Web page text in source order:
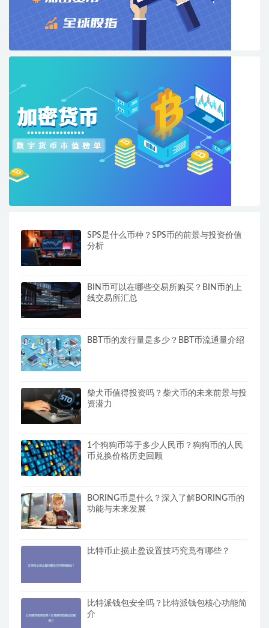
SPS是什么币种？SPS币的前景与投资价值
分析
BIN币可以在哪些交易所购买？BIN币的上
线交易所汇总
BBT币的发行量是多少？BBT币流通量介绍
柴犬币值得投资吗？柴犬币的未来前景与投
资潜力
1个狗狗币等于多少人民币？狗狗币的人民
币兑换价格历史回顾
BORING币是什么？深入了解BORING币的
功能与未来发展
比特币止损止盈设置技巧究竟有哪些？
比特派钱包安全吗？比特派钱包核心功能简
介